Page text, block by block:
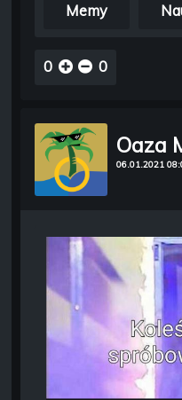
Memy
0 0
Oaza
06.01.2021